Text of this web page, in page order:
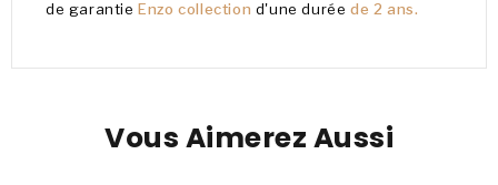
de garantieEnzo collection d'une duréede 2 ans.
Vous Aimerez Aussi